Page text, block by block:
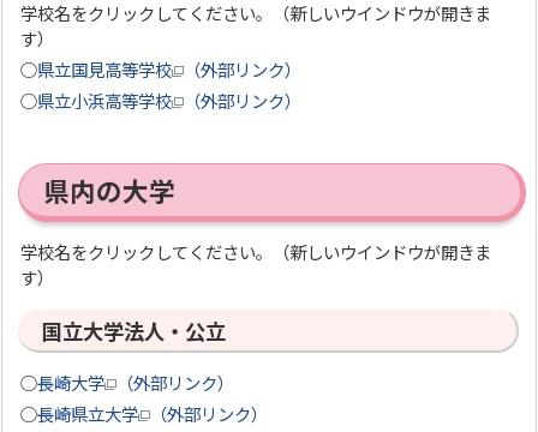
学校名をクリックしてください。（新しいウインドウが開きま
す）
○県立国見高等学校
（外部リンク）
○県立小浜高等学校 （外部リンク）
県内の大学
学校名をクリックしてください。（新しいウインドウが開きま
す）
国立大学法人・公立
○長崎大学
（外部リンク）
○長崎県立大学
（外部リンク）